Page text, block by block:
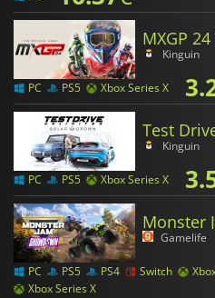
Kinguin
PC PS5 Xbox Series X
Kinguin
PC PS5 Xbox Series X
Monster
Gamelife
PC PS5 PS4 Switch
Xbox Series X